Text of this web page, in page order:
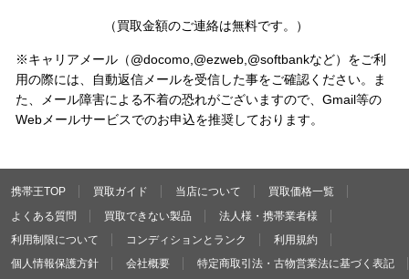
（買取金額のご連絡は無料です。）
※キャリアメール（@docomo,@ezweb,@softbankなど）をご利
用の際には、自動返信メールを受信した事をご確認ください。ま
た、メール障害による不着の恐れがございますので、Gmail等の
Webメールサービスでのお申込を推奨しております。
携帯王TOP 買取ガイド 当店について
買取価格一覧
よくある質問
買取できない製品
法人様・携帯業者様
利用制限について
コンディションとランク
利用規約
個人情報保護方針
会社概要
特定商取引法・古物営業法に基づく表記